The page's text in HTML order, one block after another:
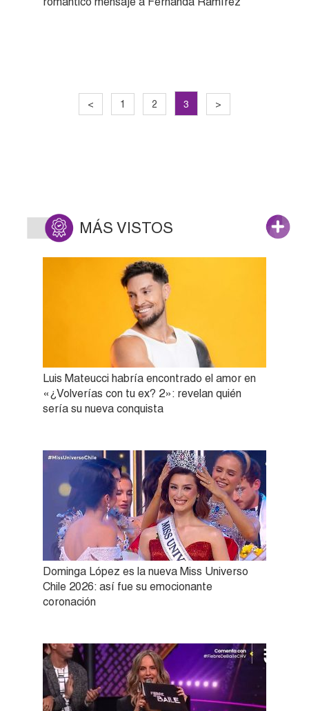
< 1 2 3 >
MÁS VISTOS
Luis Mateucci habría encontrado el amor en
«¿Volverías con tu ex? 2»: revelan quién
sería su nueva conquista
Dominga López es la nueva Miss Universo
Chile 2026: así fue su emocionante
coronación